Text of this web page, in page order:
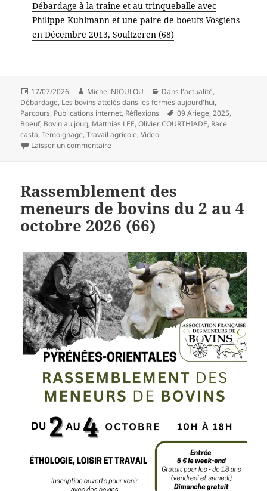
Débardage à la traîne et au trinqueballe avec
Philippe Kuhlmann et une paire de boeufs Vosgiens
en Décembre 2013, Soultzeren (68)
Publié
le
17/07/2026 Auteur
Michel NIOULOU Catégories
Dans l'actualité,
Débardage, Les bovins attelés dans les fermes aujourd'hui,
Parcours, Publications internet, Réflexions
Mots-
clés
09 Ariege,2025,
Boeuf, Bovin au joug, Matthias LEE,Olivier COURTHIADE, Race
casta,Temoignage,Travail agricole,Video
Laisser un commentaire
Rassemblement des
meneurs de bovins du 2 au 4
octobre 2026 (66)